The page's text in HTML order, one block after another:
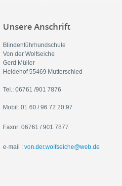
Unsere Anschrift
Blindenführhundschule
Von der Wolfseiche
Gerd Müller
Heidehof 55469 Mutterschied
Tel.: 06761 /901 7876
Mobil: 01 60 / 96 72 20 97
Faxnr: 06761 / 901 7877
e-mail : von.der.wolfseiche@web.de